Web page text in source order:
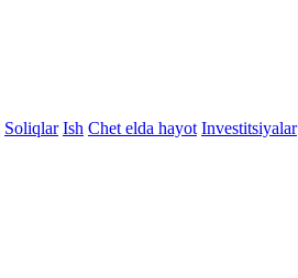
Soliqlar Ish Chet elda hayot Investitsiyalar